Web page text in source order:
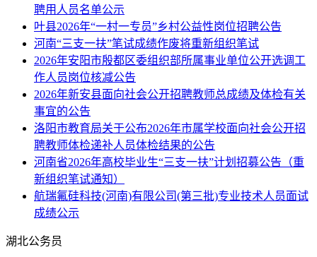
聘用人员名单公示
叶县2026年“一村一专员”乡村公益性岗位招聘公告
河南“三支一扶”笔试成绩作废将重新组织笔试
2026年安阳市殷都区委组织部所属事业单位公开选调工
作人员岗位核减公告
2026年新安县面向社会公开招聘教师总成绩及体检有关
事宜的公告
洛阳市教育局关于公布2026年市属学校面向社会公开招
聘教师体检递补人员体检结果的公告
河南省2026年高校毕业生“三支一扶”计划招募公告（重
新组织笔试通知）
航瑞氟硅科技(河南)有限公司(第三批)专业技术人员面试
成绩公示
湖北公务员